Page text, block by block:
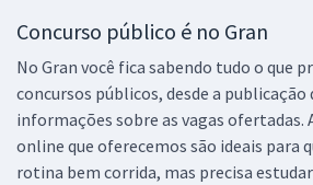
Concurso público é no Gran
No Gran você fica sabendo tudo o que
concursos públicos, desde a publicação
informações sobre as vagas ofertadas.
online que oferecemos são ideais para
rotina bem corrida, mas precisa